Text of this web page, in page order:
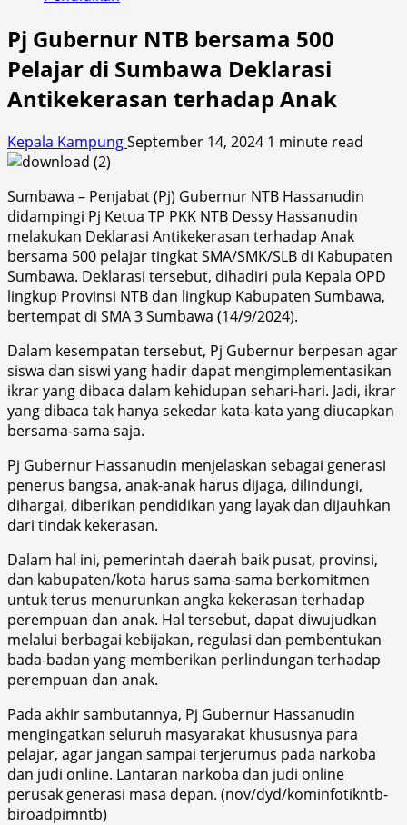
Pj Gubernur NTB bersama 500
Pelajar di Sumbawa Deklarasi
Antikekerasan terhadap Anak
Kepala KampungSeptember 14, 2024 1 minute read
Sumbawa – Penjabat (Pj) Gubernur NTB Hassanudin
didampingi Pj Ketua TP PKK NTB Dessy Hassanudin
melakukan Deklarasi Antikekerasan terhadap Anak
bersama 500 pelajar tingkat SMA/SMK/SLB di Kabupaten
Sumbawa. Deklarasi tersebut, dihadiri pula Kepala OPD
lingkup Provinsi NTB dan lingkup Kabupaten Sumbawa,
bertempat di SMA 3 Sumbawa (14/9/2024).
Dalam kesempatan tersebut, Pj Gubernur berpesan agar
siswa dan siswi yang hadir dapat mengimplementasikan
ikrar yang dibaca dalam kehidupan sehari-hari. Jadi, ikrar
yang dibaca tak hanya sekedar kata-kata yang diucapkan
bersama-sama saja.
Pj Gubernur Hassanudin menjelaskan sebagai generasi
penerus bangsa, anak-anak harus dijaga, dilindungi,
dihargai, diberikan pendidikan yang layak dan dijauhkan
dari tindak kekerasan.
Dalam hal ini, pemerintah daerah baik pusat, provinsi,
dan kabupaten/kota harus sama-sama berkomitmen
untuk terus menurunkan angka kekerasan terhadap
perempuan dan anak. Hal tersebut, dapat diwujudkan
melalui berbagai kebijakan, regulasi dan pembentukan
bada-badan yang memberikan perlindungan terhadap
perempuan dan anak.
Pada akhir sambutannya, Pj Gubernur Hassanudin
mengingatkan seluruh masyarakat khususnya para
pelajar, agar jangan sampai terjerumus pada narkoba
dan judi online. Lantaran narkoba dan judi online
perusak generasi masa depan. (nov/dyd/kominfotikntb-
biroadpimntb)